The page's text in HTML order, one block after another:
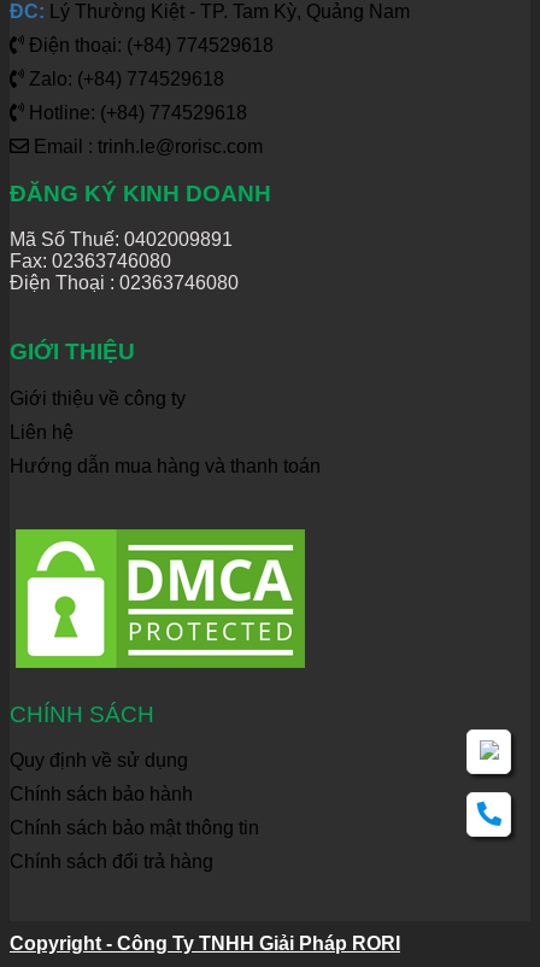
ĐC: Lý Thường Kiệt - TP. Tam Kỳ, Quảng Nam
Điện thoại: (+84) 774529618
Zalo: (+84) 774529618
Hotline: (+84) 774529618
Email : trinh.le@rorisc.com
ĐĂNG KÝ KINH DOANH
Mã Số Thuế: 0402009891
Fax: 02363746080
Điện Thoại : 02363746080
GIỚI THIỆU
Giới thiệu về công ty
Liên hệ
Hướng dẫn mua hàng và thanh toán
CHÍNH SÁCH
Quy định về sử dụng
Chính sách bảo hành
Chính sách bảo mật thông tin
Chính sách đổi trả hàng
Copyright - Công Ty TNHH Giải Pháp RORI